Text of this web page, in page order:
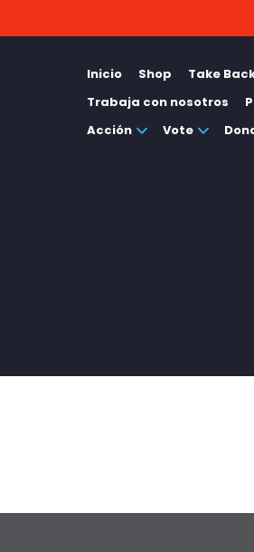
Inicio Shop
Take
Trabaja con nosotros
Acción
Vote